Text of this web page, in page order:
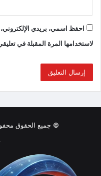
احفظ اسمي، بريدي
لاستخدامها المرة المقبلة في
© جميع الحقوق محفوظة 2026, جريدة